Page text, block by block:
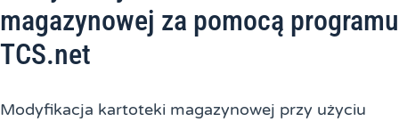
magazynowej za pomocą programu
TCS.net
Modyfikacja kartoteki magazynowej przy użyciu